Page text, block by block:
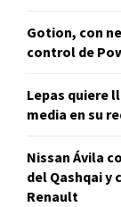
Gotion, con
control de
Lepas quiere
media en su
Nissan Ávila
del Qashqai y
Renault